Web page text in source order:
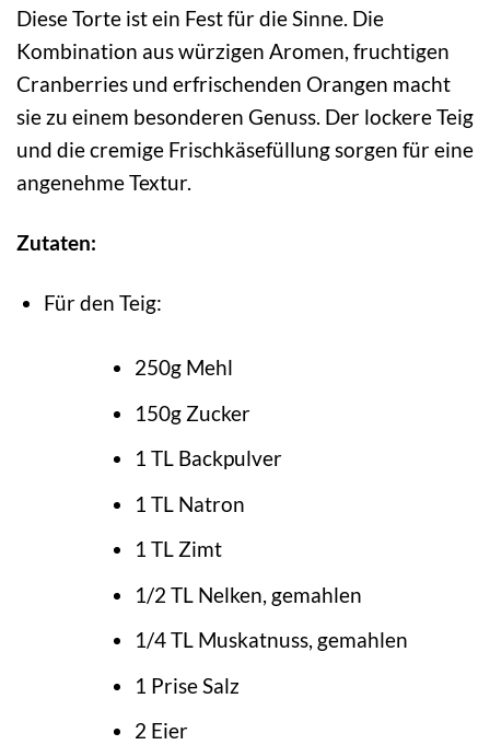
Diese Torte ist ein Fest für die Sinne. Die
Kombination aus würzigen Aromen, fruchtigen
Cranberries und erfrischenden Orangen macht
sie zu einem besonderen Genuss. Der lockere Teig
und die cremige Frischkäsefüllung sorgen für eine
angenehme Textur.
Zutaten:
Für den Teig:
250g Mehl
150g Zucker
1 TL Backpulver
1 TL Natron
1 TL Zimt
1/2 TL Nelken, gemahlen
1/4 TL Muskatnuss, gemahlen
1 Prise Salz
2 Eier